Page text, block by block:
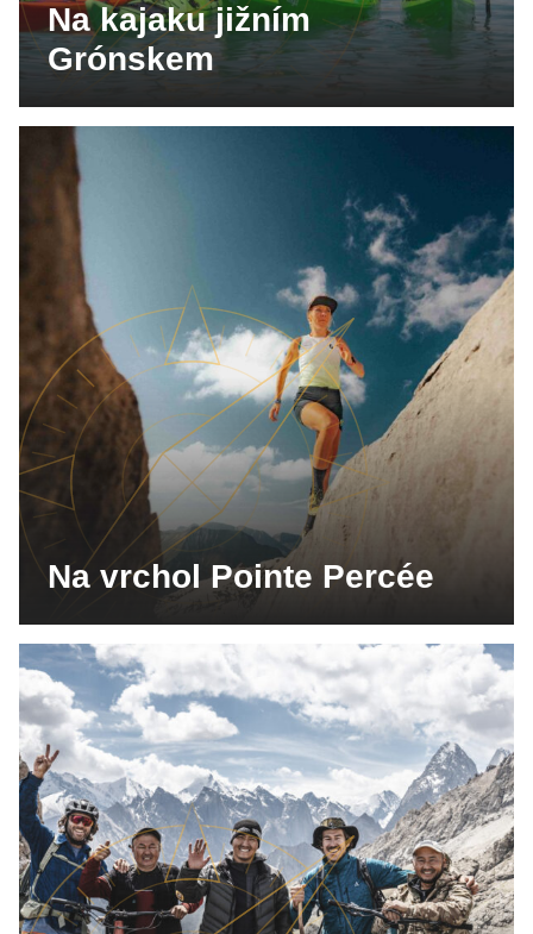
Na kajaku jižním
Grónskem
Na vrchol Pointe Percée